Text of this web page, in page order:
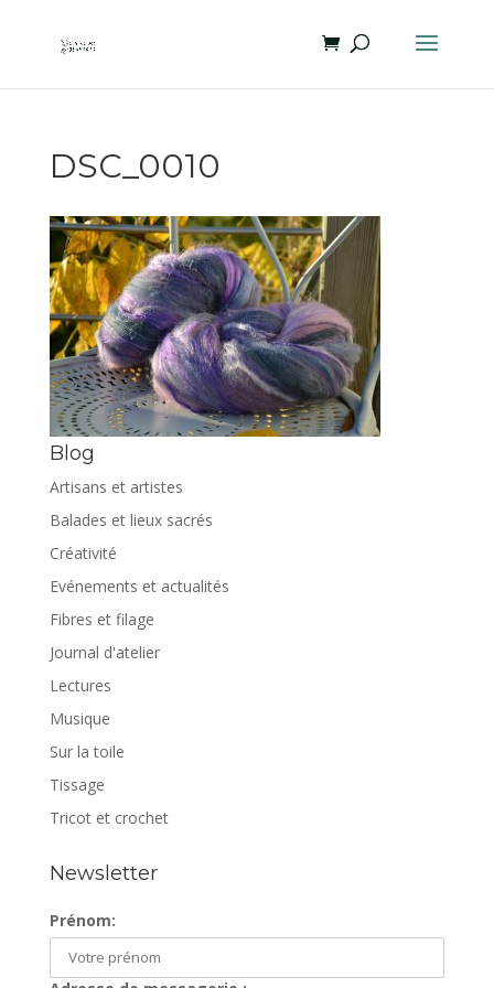
DSC_0010
Blog
Artisans et artistes
Balades et lieux sacrés
Créativité
Evénements et actualités
Fibres et filage
Journal d'atelier
Lectures
Musique
Sur la toile
Tissage
Tricot et crochet
Newsletter
Prénom: